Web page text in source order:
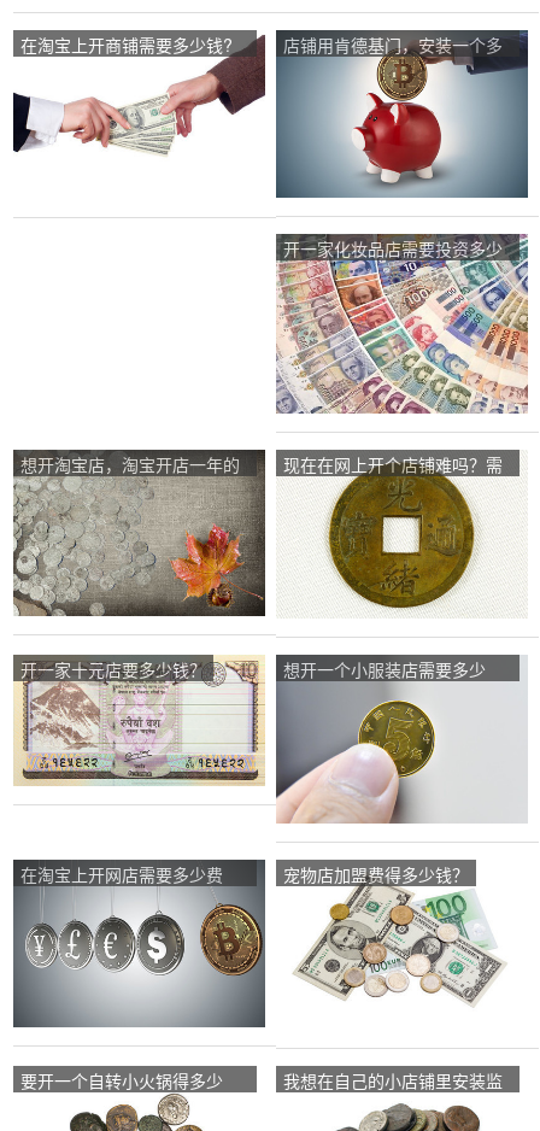
在淘宝上开商铺需要多少钱?
店铺用肯德基门，安装一个多
少钱一平呢？
开一家化妆品店需要投资多少
钱？
想开淘宝店，淘宝开店一年的
费用要多少?怎么在淘宝网上
开网店？
现在在网上开个店铺难吗？需
要投资多少钱？卖什么能赚
钱？
开一家十元店要多少钱？
想开一个小服装店需要多少
在淘宝上开网店需要多少费
用？
宠物店加盟费得多少钱？
要开一个自转小火锅得多少
我想在自己的小店铺里安装监
控，大概要多少钱？